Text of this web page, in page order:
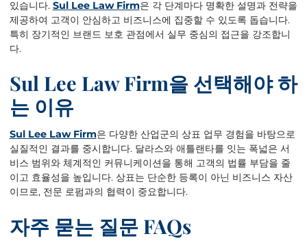
있습니다. Sul Lee Law Firm은 각 단계마다 명확한 설명과 전략을
제공하여 고객이 안심하고 비즈니스에 집중할 수 있도록 돕습니다.
특히 장기적인 브랜드 보호 관점에서 실무 중심의 접근을 강조합니
다.
Sul Lee Law Firm을 선택해야 하
는 이유
Sul Lee Law Firm은 다양한 산업군의 상표 업무 경험을 바탕으로
실질적인 결과를 중시합니다. 달라스와 애틀랜타를 잇는 폭넓은 서
비스 범위와 체계적인 커뮤니케이션을 통해 고객의 법률 부담을 줄
이고 효율성을 높입니다. 상표는 단순한 등록이 아닌 비즈니스 자산
이므로, 전문 로펌과의 협력이 중요합니다.
자주 묻는 질문 FAQs